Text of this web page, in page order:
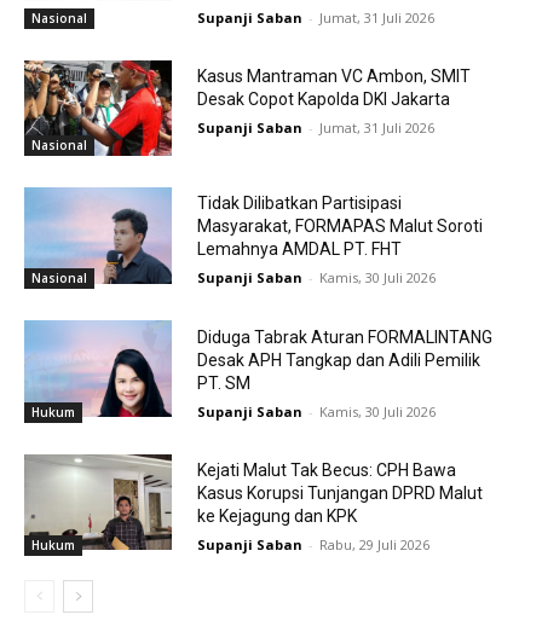
Nasional Supanji Saban - Jumat, 31 Juli 2026
Nasional
Kasus Mantraman VC Ambon, SMIT
Desak Copot Kapolda DKI Jakarta
Supanji Saban - Jumat, 31 Juli 2026
Nasional
Tidak Dilibatkan Partisipasi
Masyarakat, FORMAPAS Malut Soroti
Lemahnya AMDAL PT. FHT
Supanji Saban - Kamis, 30 Juli 2026
Hukum
Diduga Tabrak Aturan FORMALINTANG
Desak APH Tangkap dan Adili Pemilik
PT. SM
Supanji Saban - Kamis, 30 Juli 2026
Hukum
Kejati Malut Tak Becus: CPH Bawa
Kasus Korupsi Tunjangan DPRD Malut
ke Kejagung dan KPK
Supanji Saban - Rabu, 29 Juli 2026